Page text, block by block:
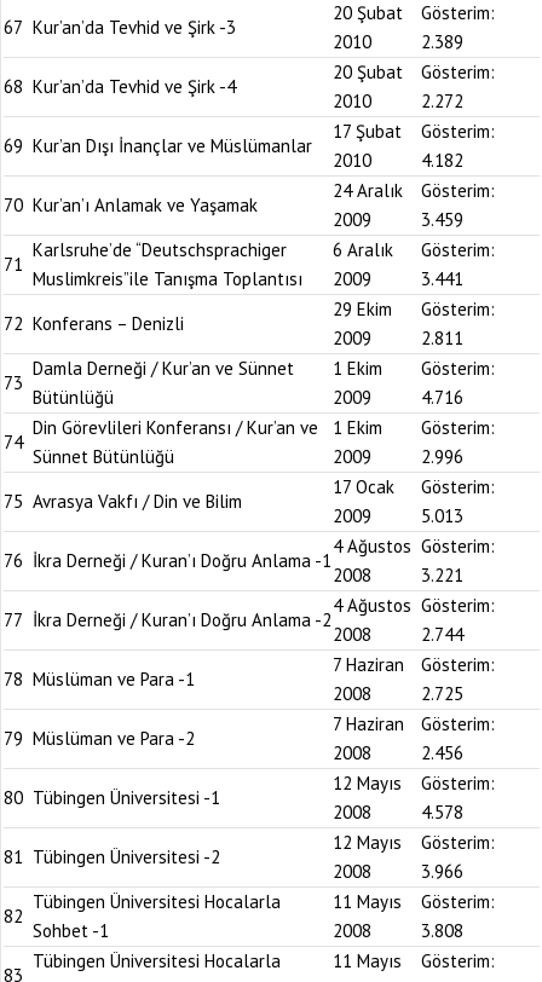
67 Kur’an’da Tevhid ve Şirk -3
20 Şubat
2010
Gösterim:
2.389
68 Kur’an’da Tevhid ve Şirk -4
20 Şubat
2010
Gösterim:
2.272
69 Kur’an Dışı İnançlar ve Müslümanlar
17 Şubat
2010
Gösterim:
4.182
70 Kur’an’ı Anlamak ve Yaşamak
24 Aralık
2009
Gösterim:
3.459
71
Karlsruhe’de “Deutschsprachiger
Muslimkreis”ile Tanışma Toplantısı
6 Aralık
2009
Gösterim:
3.441
72 Konferans – Denizli
29 Ekim
2009
Gösterim:
2.811
73
Damla Derneği / Kur’an ve Sünnet
Bütünlüğü
1 Ekim
2009
Gösterim:
4.716
74
Din Görevlileri Konferansı / Kur’an ve
Sünnet Bütünlüğü
1 Ekim
2009
Gösterim:
2.996
75 Avrasya Vakfı / Din ve Bilim
17 Ocak
2009
Gösterim:
5.013
76 İkra Derneği / Kuran’ı Doğru Anlama -1
4 Ağustos
2008
Gösterim:
3.221
77 İkra Derneği / Kuran’ı Doğru Anlama -2
4 Ağustos
2008
Gösterim:
2.744
78 Müslüman ve Para -1
7 Haziran
2008
Gösterim:
2.725
79 Müslüman ve Para -2
7 Haziran
2008
Gösterim:
2.456
80 Tübingen Üniversitesi -1
12 Mayıs
2008
Gösterim:
4.578
81 Tübingen Üniversitesi -2
12 Mayıs
2008
Gösterim:
3.966
82
Tübingen Üniversitesi Hocalarla
Sohbet -1
11 Mayıs
2008
Gösterim:
3.808
83
Tübingen Üniversitesi Hocalarla
11 Mayıs
Gösterim: